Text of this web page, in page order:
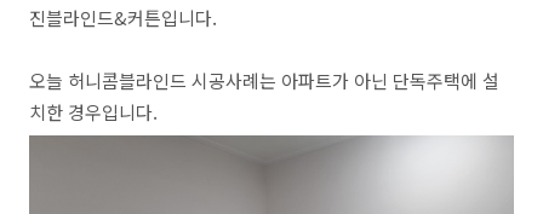
진블라인드&커튼입니다.
오늘 허니콤블라인드 시공사례는 아파트가 아닌 단독주택에 설
치한 경우입니다.